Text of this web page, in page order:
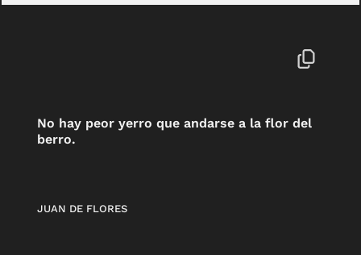
No hay peor yerro que andarse a la flor del
berro.
JUAN DE FLORES